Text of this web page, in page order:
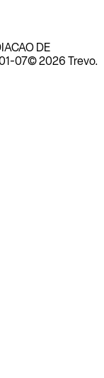
DE
07© 2026 Trevo.